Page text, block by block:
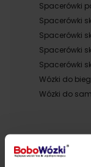
Spacerówki
Spacerówki
Spacerówki
Spacerówki
Spacerówki
Wózki do
Wózki do